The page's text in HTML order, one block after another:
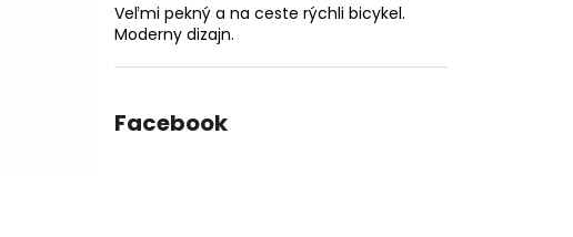
Veľmi pekný a na ceste rýchli bicykel.
Moderny dizajn.
Facebook